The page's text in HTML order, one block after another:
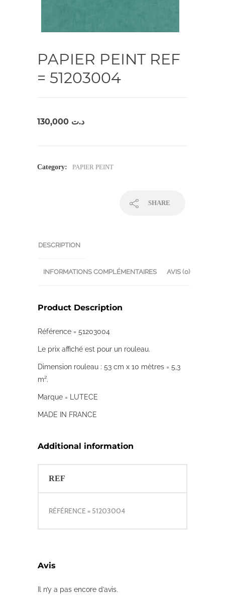
PAPIER PEINT REF
= 51203004
د.ت
Category: PAPIER PEINT
SHARE
DESCRIPTION
INFORMATIONS COMPLÉMENTAIRES AVIS (0)
Product Description
Référence = 51203004
Le prix affiché est pour un rouleau.
Dimension rouleau : 53 cm x 10 mètres = 5,3
m².
Marque = LUTECE
MADE IN FRANCE
Additional information
REF
RÉFÉRENCE = 51203004
Avis
Il n’y a pas encore d’avis.